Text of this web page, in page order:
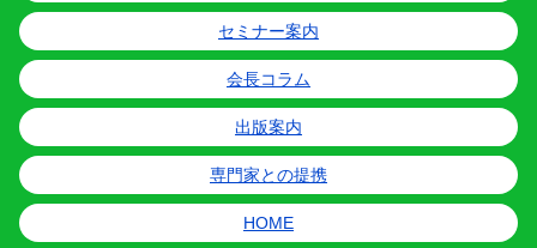
セミナー案内
会長コラム
出版案内
専門家との提携
HOME